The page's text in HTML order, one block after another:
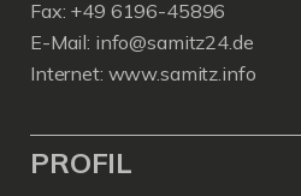
Fax: +49 6196-45896
E-Mail: info@samitz24.de
Internet: www.samitz.info
PROFIL